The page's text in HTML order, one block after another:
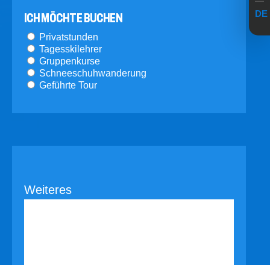
DE
Summer school
Online buchen
ICH MÖCHTE BUCHEN
Privatstunden
Tagesskilehrer
Gruppenkurse
Schneeschuhwanderung
Geführte Tour
Weiteres